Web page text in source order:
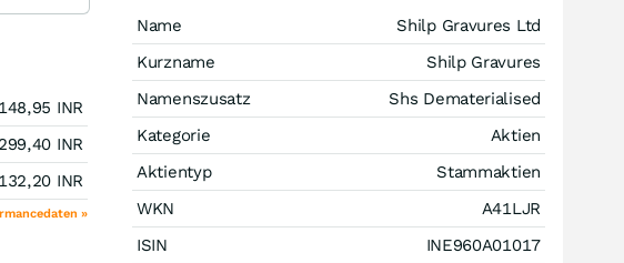
148,95 INR
299,40 INR
132,20 INR
»
Name
Shilp Gravures Ltd
Kurzname
Shilp Gravures
Namenszusatz
Shs Dematerialised
Kategorie
Aktien
Aktientyp
Stammaktien
WKN
A41LJR
ISIN
INE960A01017